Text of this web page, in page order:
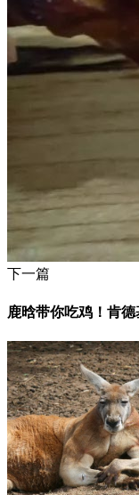
下一篇
鹿晗带你吃鸡！肯